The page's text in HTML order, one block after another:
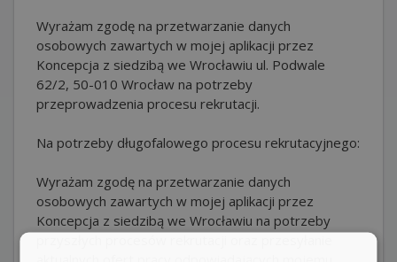
Wyrażam zgodę na przetwarzanie danych
osobowych zawartych w mojej aplikacji przez
Koncepcja z siedzibą we Wrocławiu ul. Podwale
62/2, 50-010 Wrocław na potrzeby
przeprowadzenia procesu rekrutacji.
Na potrzeby długofalowego procesu rekrutacyjnego:
Wyrażam zgodę na przetwarzanie danych
osobowych zawartych w mojej aplikacji przez
Koncepcja z siedzibą we Wrocławiu na potrzeby